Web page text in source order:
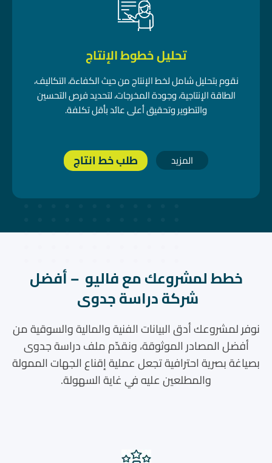
تحليل خطوط الإنتاج
نقوم بتحليل شامل لخط الإنتاج من حيث الكفاءة، التكاليف،
الطاقة الإنتاجية، وجودة المخرجات، لتحديد فرص التحسين
والتطوير وتحقيق أعلى عائد بأقل تكلفة.
المزيد طلب خط انتاج
خطط لمشروعك مع فاليو – أفضل
شركة دراسة جدوى
نوفر لمشروعك أدق البيانات الفنية والمالية والسوقية من
أفضل المصادر الموثوقة، ونقدّم ملف دراسة جدوى
بصياغة بصرية احترافية تجعل عملية إقناع الجهات الممولة
والمطلعين عليه في غاية السهولة.